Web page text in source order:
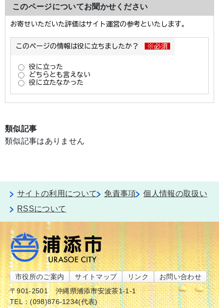
このページについてお聞かせください
類似記事
類似記事はありません
サイトの利用について 免責事項
個人情報の取扱い
RSSについて
市役所のご案内 サイトマップ リンク
お問い合わせ
〒901-2501
沖縄県浦添市安波茶1-1-1
TEL：(098)876-1234(代表)